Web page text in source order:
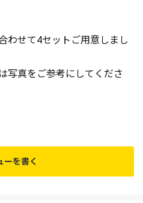
わせて4セットご用意しまし
写真をご参考にしてくださ
ーを書く